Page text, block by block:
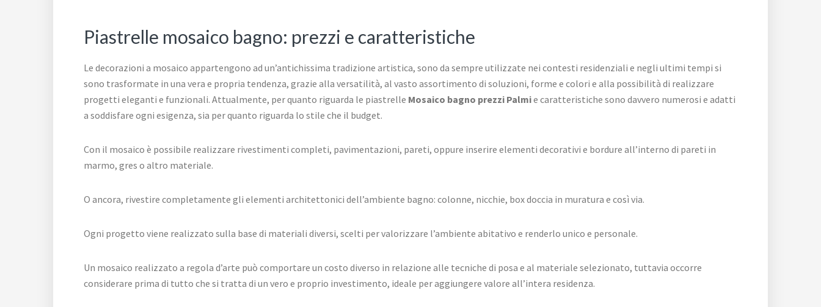
Piastrelle mosaico bagno: prezzi e caratteristiche
Le decorazioni a mosaico appartengono ad un’antichissima tradizione artistica, sono da sempre utilizzate nei contesti residenziali e negli ultimi tempi si
sono trasformate in una vera e propria tendenza, grazie alla versatilità, al vasto assortimento di soluzioni, forme e colori e alla possibilità di realizzare
progetti eleganti e funzionali. Attualmente, per quanto riguarda le piastrelle Mosaico bagno prezzi Palmie caratteristiche sono davvero numerosi e adatti
a soddisfare ogni esigenza, sia per quanto riguarda lo stile che il budget.
Con il mosaico è possibile realizzare rivestimenti completi, pavimentazioni, pareti, oppure inserire elementi decorativi e bordure all’interno di pareti in
marmo, gres o altro materiale.
O ancora, rivestire completamente gli elementi architettonici dell’ambiente bagno: colonne, nicchie, box doccia in muratura e così via.
Ogni progetto viene realizzato sulla base di materiali diversi, scelti per valorizzare l’ambiente abitativo e renderlo unico e personale.
Un mosaico realizzato a regola d’arte può comportare un costo diverso in relazione alle tecniche di posa e al materiale selezionato, tuttavia occorre
considerare prima di tutto che si tratta di un vero e proprio investimento, ideale per aggiungere valore all’intera residenza.